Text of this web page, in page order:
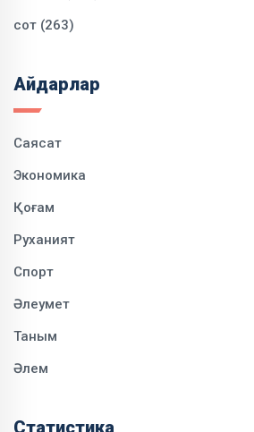
сот (263)
Айдарлар
Саясат
Экономика
Қоғам
Руханият
Спорт
Әлеумет
Таным
Әлем
Статистика